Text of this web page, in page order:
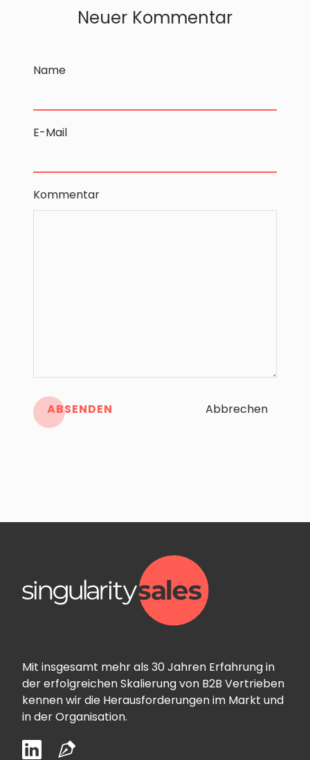
Neuer Kommentar
Name
E-Mail
Kommentar
ABSENDEN Abbrechen
Mit insgesamt mehr als 30 Jahren Erfahrung in
der erfolgreichen Skalierung von B2B Vertrieben
kennen wir die Herausforderungen im Markt und
in der Organisation.